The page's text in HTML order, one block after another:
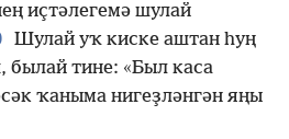
иҫтәлегемә шулай
Шулай уҡ киске аштан һуң
былай тине: «Был каса
ҡаныма нигеҙләнгән яңы